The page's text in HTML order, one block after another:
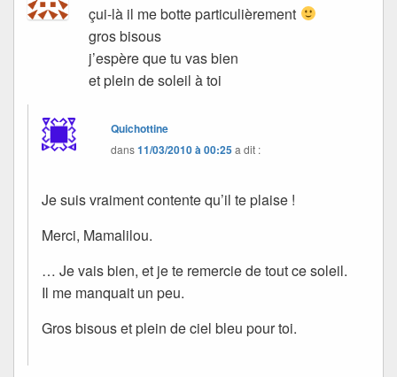
çui-là il me botte particulièrement
gros bisous
j’espère que tu vas bien
et plein de soleil à toi
Quichottine
dans11/03/2010 à 00:25a dit :
Je suis vraiment contente qu’il te plaise !
Merci, Mamalilou.
… Je vais bien, et je te remercie de tout ce soleil.
Il me manquait un peu.
Gros bisous et plein de ciel bleu pour toi.